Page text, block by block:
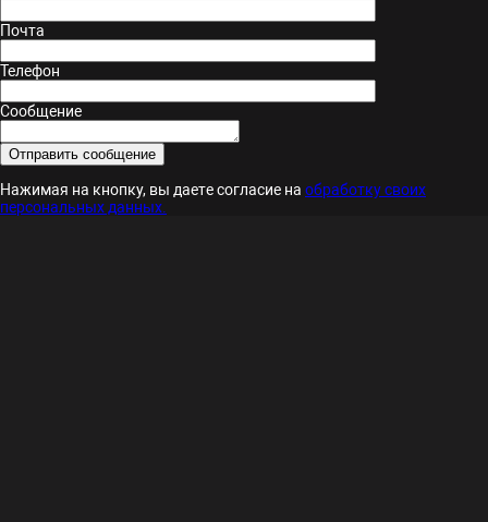
Почта
Телефон
Сообщение
Нажимая на кнопку, вы даете согласие на обработку своих
персональных данных.